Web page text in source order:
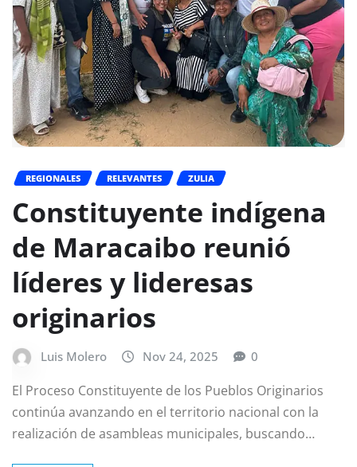
REGIONALES RELEVANTES ZULIA
Constituyente indígena
de Maracaibo reunió
líderes y lideresas
originarios
Luis Molero Nov 24, 2025 0
El Proceso Constituyente de los Pueblos Originarios
continúa avanzando en el territorio nacional con la
realización de asambleas municipales, buscando…